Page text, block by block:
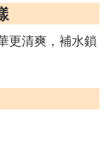
更清爽，補水鎖